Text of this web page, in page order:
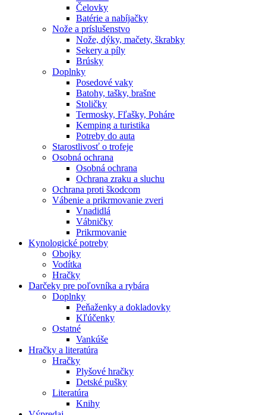
Čelovky
Batérie a nabíjačky
Nože a príslušenstvo
Nože, dýky, mačety, škrabky
Sekery a píly
Brúsky
Doplnky
Posedové vaky
Batohy, tašky, brašne
Stoličky
Termosky, Fľašky, Poháre
Kemping a turistika
Potreby do auta
Starostlivosť o trofeje
Osobná ochrana
Osobná ochrana
Ochrana zraku a sluchu
Ochrana proti škodcom
Vábenie a prikrmovanie zveri
Vnadidlá
Vábničky
Prikrmovanie
Kynologické potreby
Obojky
Vodítka
Hračky
Darčeky pre poľovníka a rybára
Doplnky
Peňaženky a dokladovky
Kľúčenky
Ostatné
Vankúše
Hračky a literatúra
Hračky
Plyšové hračky
Detské pušky
Literatúra
Knihy